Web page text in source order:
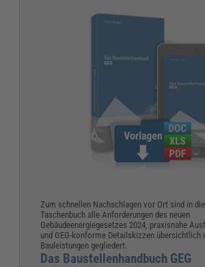
Zum schnellen Nachschlagen vor Ort sind in
Taschenbuch alle Anforderungen des neuen
Gebäudeenergiegesetzes 2024, praxisnahe
und GEG-konforme Detailskizzen übersichtlich
Bauleistungen gegliedert.
Das Baustellenhandbuch GEG